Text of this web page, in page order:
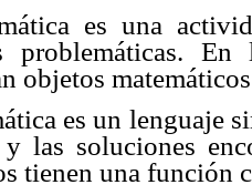
es una
problemáticas.
objetos
es un lenguaje
y las soluciones
tienen una función